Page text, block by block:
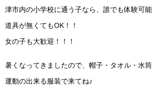
津市内の小学校に通う子なら、誰でも体験可能
道具が無くてもOK！！
女の子も大歓迎！！！
暑くなってきましたので、帽子・タオル・水筒
運動の出来る服装で来てね♪